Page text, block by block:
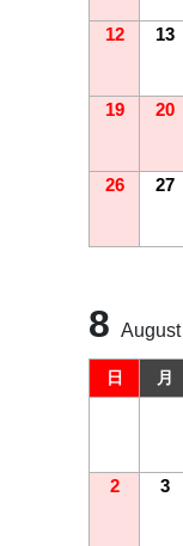
12 13
19 20
26 27
8August
日 月
2 3